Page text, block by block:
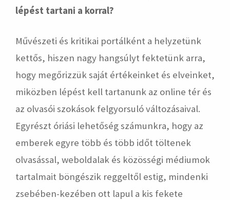
lépést tartani a korral?
Művészeti és kritikai portálként a helyzetünk
kettős, hiszen nagy hangsúlyt fektetünk arra,
hogy megőrizzük saját értékeinket és elveinket,
miközben lépést kell tartanunk az online tér és
az olvasói szokások felgyorsuló változásaival.
Egyrészt óriási lehetőség számunkra, hogy az
emberek egyre több és több időt töltenek
olvasással, weboldalak és közösségi médiumok
tartalmait böngészik reggeltől estig, mindenki
zsebében-kezében ott lapul a kis fekete